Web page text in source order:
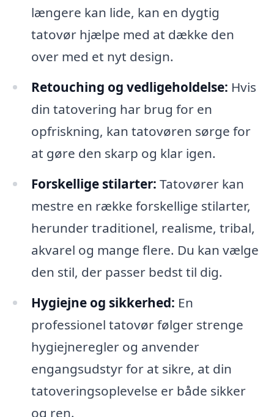
længere kan lide, kan en dygtig
tatovør hjælpe med at dække den
over med et nyt design.
Retouching og vedligeholdelse: Hvis
din tatovering har brug for en
opfriskning, kan tatovøren sørge for
at gøre den skarp og klar igen.
Forskellige stilarter: Tatovører kan
mestre en række forskellige stilarter,
herunder traditionel, realisme, tribal,
akvarel og mange flere. Du kan vælge
den stil, der passer bedst til dig.
Hygiejne og sikkerhed: En
professionel tatovør følger strenge
hygiejneregler og anvender
engangsudstyr for at sikre, at din
tatoveringsoplevelse er både sikker
og ren.